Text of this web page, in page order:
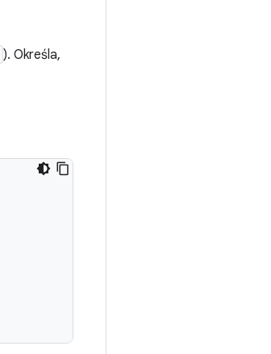
). Określa,